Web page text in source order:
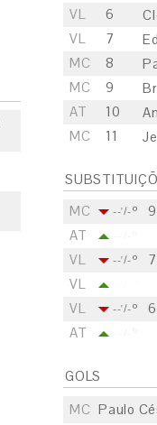
VL
6
VL
7
MC
8
MC
9
AT
10
MC
11
MC
--'/-º
9
AT
VL --'/-º
7
VL
VL --'/-º
6
AT
GOLS
MC Paulo